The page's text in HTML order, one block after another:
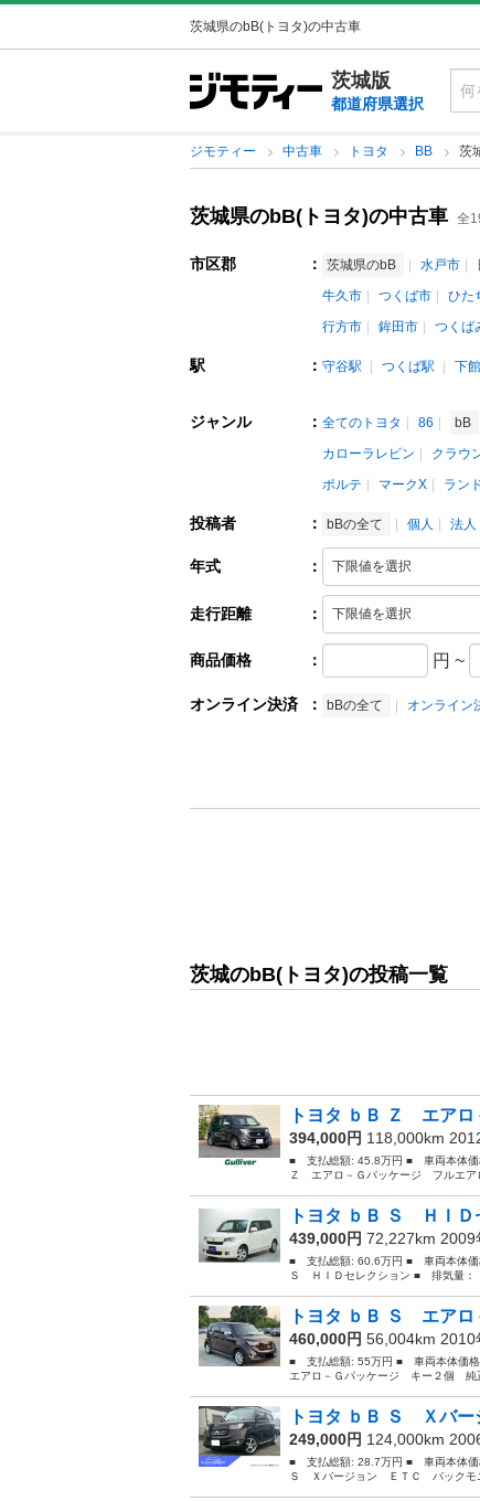
茨城県のbB(トヨタ)の中古車
茨城版
都道府県選択
ジモティー 中古車 トヨタ BB 茨
茨城県のbB(トヨタ)の中古車 全
市区郡 ： 茨城県のbB 水戸市
牛久市
つくば市 ひた
行方市
鉾田市 つくば
駅 ： 守谷駅 つくば駅 下
ジャンル ： 全てのトヨタ 86 bB
カローラレビン
クラウ
ポルテ
マークX ラン
投稿者 ： bBの全て 個人 法人
年式 ：
走行距離 ：
商品価格 ： 円 ~
オンライン決済 ： bBの全て オンライン
茨城のbB(トヨタ)の投稿一覧
トヨタ ｂＢ Ｚ エア
394,000円 118,000km
■ 支払総額: 45.8万円 ■ 車両本体
Ｚ エアロ－Ｇパッケージ フルエ
トヨタ ｂＢ Ｓ ＨＩＤ
439,000円 72,227km 2009
■ 支払総額: 60.6万円 ■ 車両本体
Ｓ ＨＩＤセレクション ■ 排気量
トヨタ ｂＢ Ｓ エア
460,000円 56,004km 2010
■ 支払総額: 55万円 ■ 車両本体
エアロ－Ｇパッケージ キー２個
トヨタ ｂＢ Ｓ Ｘバ
249,000円 124,000km
■ 支払総額: 28.7万円 ■ 車両本体
Ｓ Ｘバージョン ＥＴＣ バックモ